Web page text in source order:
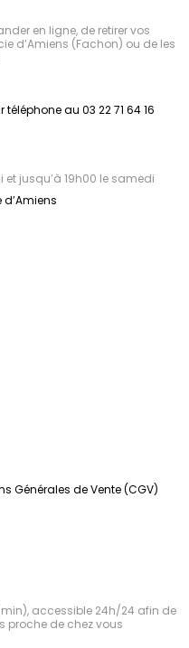
en ligne, de retirer vos
d’Amiens (Fachon) ou de les
au 03 22 71 64 16
jusqu’à 19h00 le samedi
Générales de Vente (CGV)
accessible 24h/24 afin de
proche de chez vous